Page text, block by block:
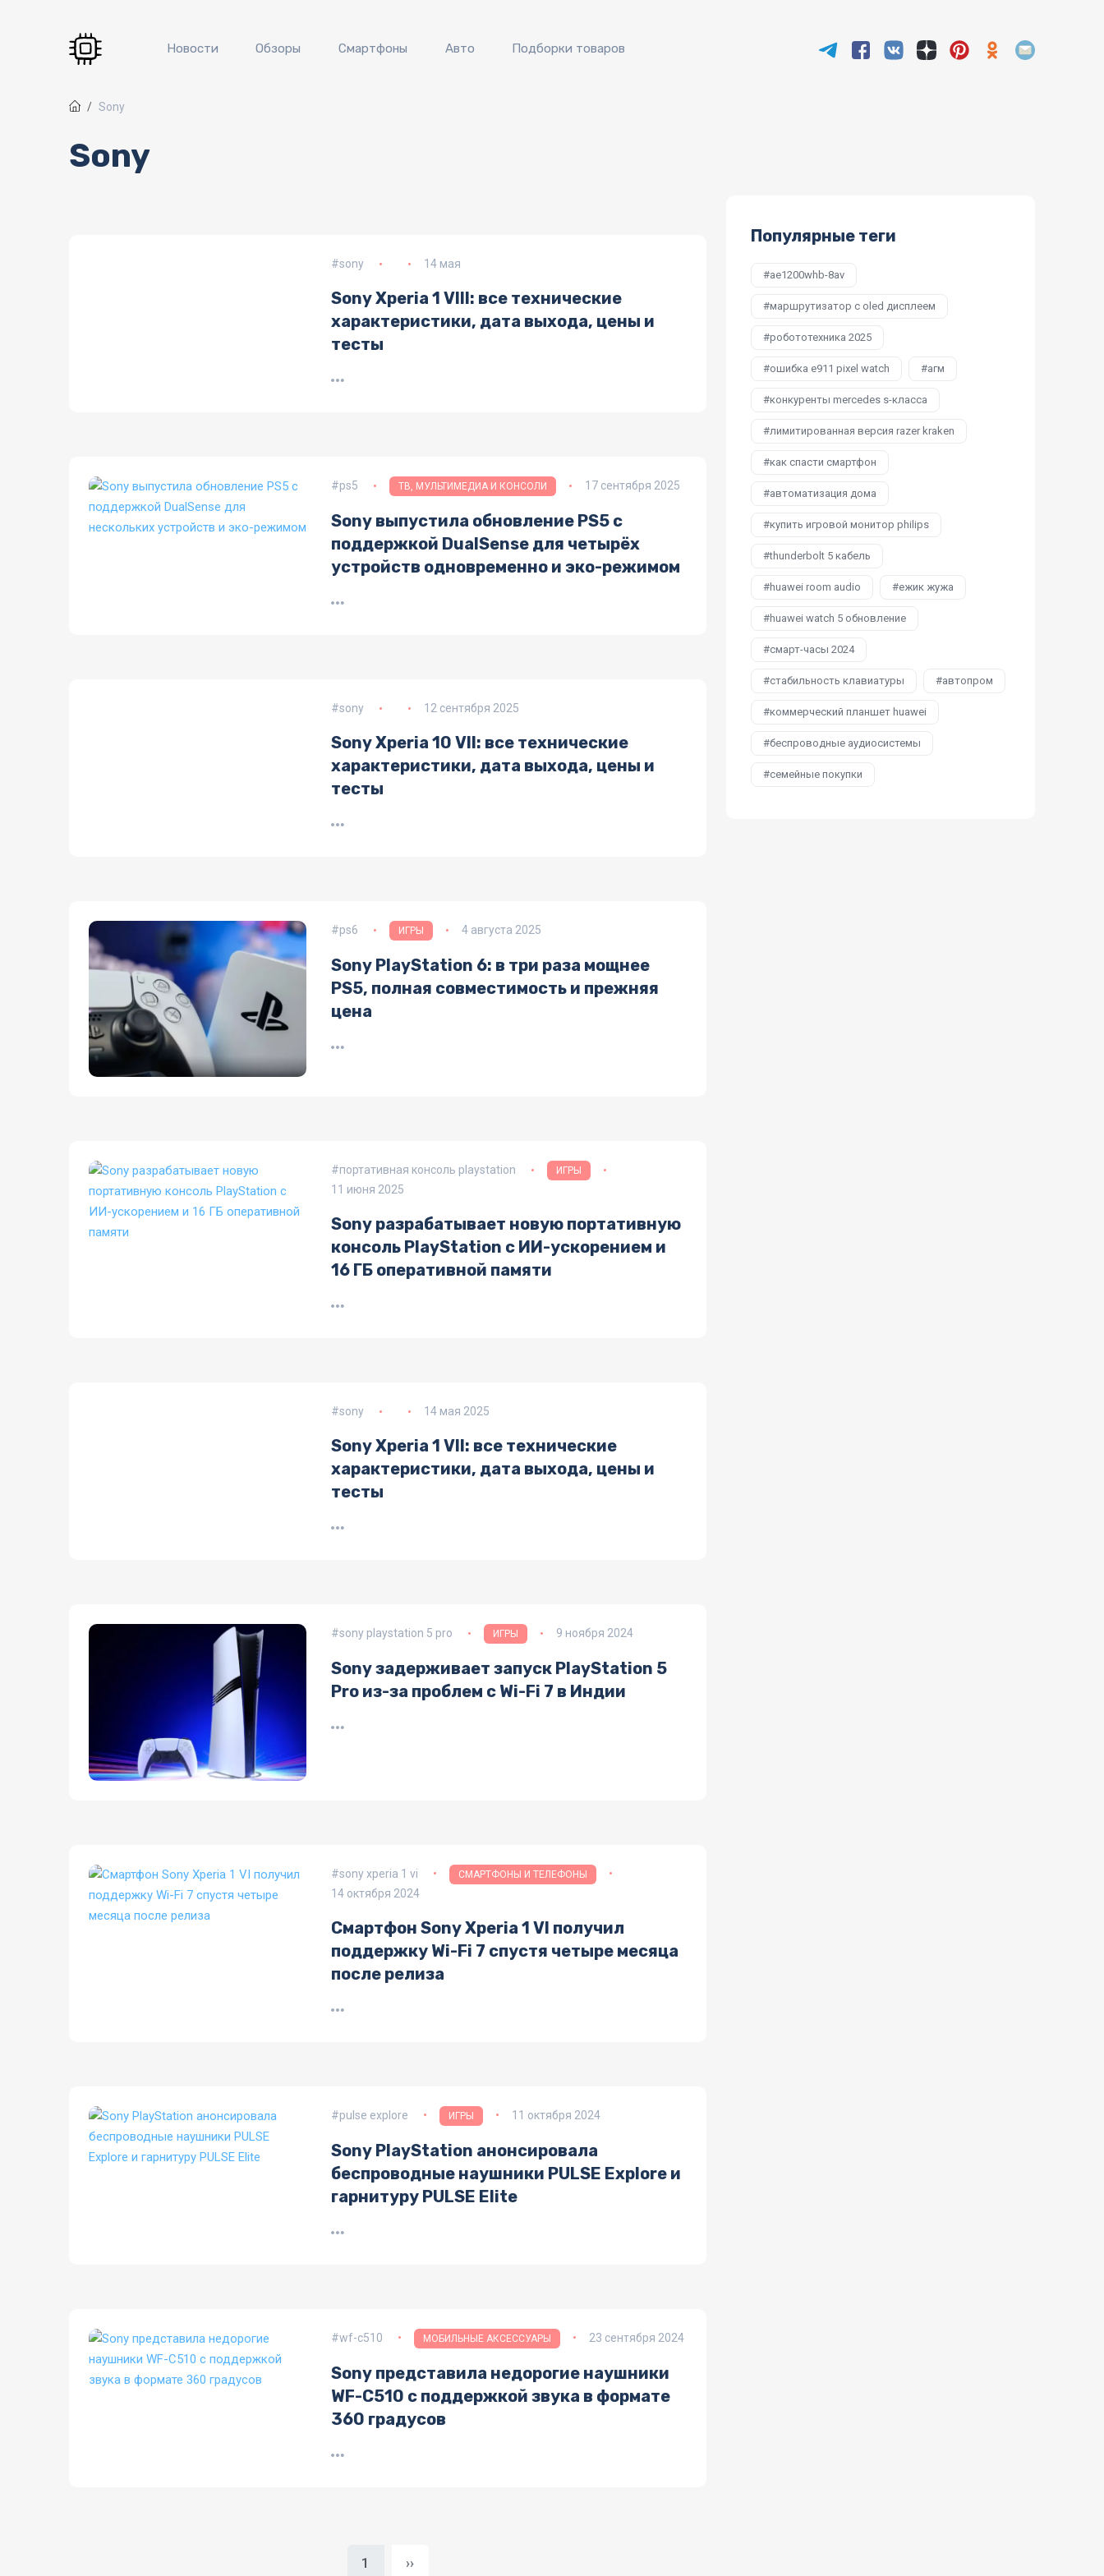
Новости Обзоры Смартфоны Авто Подборки товаров
Sony
Sony
sony 14 мая
Sony Xperia 1 VIII: все технические
характеристики, дата выхода, цены и
тесты
ps5 ТВ, МУЛЬТИМЕДИА И КОНСОЛИ 17 сентября 2025
Sony выпустила обновление PS5 с
поддержкой DualSense для четырёх
устройств одновременно и эко-режимом
sony 12 сентября 2025
Sony Xperia 10 VII: все технические
характеристики, дата выхода, цены и
тесты
ps6 ИГРЫ 4 августа 2025
Sony PlayStation 6: в три раза мощнее
PS5, полная совместимость и прежняя
цена
портативная консоль playstation ИГРЫ
11 июня 2025
Sony разрабатывает новую портативную
консоль PlayStation с ИИ-ускорением и
16 ГБ оперативной памяти
sony 14 мая 2025
Sony Xperia 1 VII: все технические
характеристики, дата выхода, цены и
тесты
sony playstation 5 pro ИГРЫ 9 ноября 2024
Sony задерживает запуск PlayStation 5
Pro из-за проблем с Wi-Fi 7 в Индии
sony xperia 1 vi СМАРТФОНЫ И ТЕЛЕФОНЫ
14 октября 2024
Смартфон Sony Xperia 1 VI получил
поддержку Wi-Fi 7 спустя четыре месяца
после релиза
pulse explore ИГРЫ 11 октября 2024
Sony PlayStation анонсировала
беспроводные наушники PULSE Explore и
гарнитуру PULSE Elite
wf-c510 МОБИЛЬНЫЕ АКСЕССУАРЫ 23 сентября 2024
Sony представила недорогие наушники
WF-C510 с поддержкой звука в формате
360 градусов
1 Следующая страница
››
Популярные теги
ae1200whb-8av
маршрутизатор с oled дисплеем
робототехника 2025
ошибка e911 pixel watch агм
конкуренты mercedes s-класса
лимитированная версия razer kraken
как спасти смартфон
автоматизация дома
купить игровой монитор philips
thunderbolt 5 кабель
huawei room audio ежик жужа
huawei watch 5 обновление
смарт-часы 2024
стабильность клавиатуры автопром
коммерческий планшет huawei
беспроводные аудиосистемы
семейные покупки